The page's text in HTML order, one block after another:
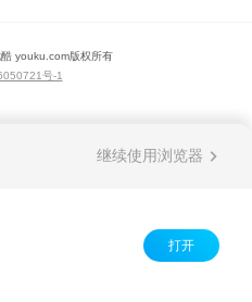
巴布一家在日常生活中表现出来的
您一家大小带来无限的欢乐，而且
youku.com版权所有
号-1
继续使用浏览器
打开